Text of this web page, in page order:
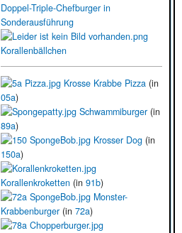
Doppel-Triple-Chefburger in
Sonderausführung
Korallenbällchen
Krosse Krabbe Pizza (in
05a)
Schwammiburger (in
89a)
Krosser Dog (in
150a)
Korallenkroketten (in 91b)
Monster-
Krabbenburger (in 72a)